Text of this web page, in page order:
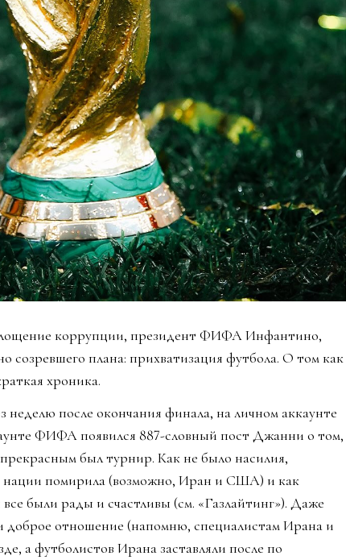
коррупции, президент ФИФА Инфантино,
созревшего плана: прихватизация футбола. О том как
хроника.
неделю после окончания финала, на личном аккаунте
ФИФА появился 887-словный пост Джанни о том,
был турнир. Как не было насилия,
нации помирила (возможно, Иран и США) и как
были рады и счастливы (см. «Газлайтинг»). Даже
доброе отношение (напомню, специалистам Ирана и
а футболистов Ирана заставляли после по